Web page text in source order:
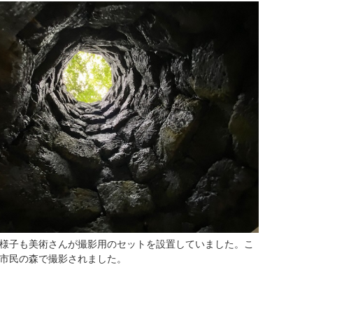
子も美術さんが撮影用のセットを設置していました。こ
民の森で撮影されました。